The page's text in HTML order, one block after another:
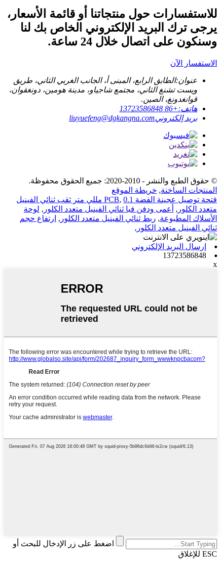
للاستفسارات حول منتجاتنا أو قائمة الأسعار،
يرجى ترك البريد الإلكتروني الخاص بك لنا
وسنكون على اتصال خلال 24 ساعة.
الاستفسار الآن
عنوان:الطابق الرابع، المبنى أ، الجانب الغربي الثاني، طريق
ويست تشنغ الثاني، مجتمع شاجياو، مدينة هومين، دونغقوان،
قوانغدونغ، الصين.
هاتف:+86 13723586848
بريد إلكترونيliuyuefeng@dgkangna.com
© حقوق الطبع والنشر - 2010-2020: جميع الحقوق محفوظة.
المنتجات الساخنة, خريطة الموقع
فتحة توصيل عجينة الفضة PCB
,
0.1 مللي متر ثقب ثنائي الفينيل
متعدد الكلور , أعمى ودفن فيا ثنائي الفينيل متعدد الكلور , لوحة
الأسلاك المطبوعة, ربط ثنائي الفينيل متعدد الكلور , ارتفاع حجم
ثنائي الفينيل متعدد الكلور ,
إرسال البريد الإلكتروني
13723586848
x
اضغط على زر الإدخال للبحث أو
ESC للإغلاق